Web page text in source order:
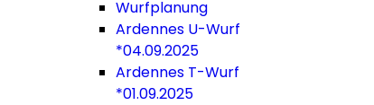
Wurfplanung
Ardennes U-Wurf
*04.09.2025
Ardennes T-Wurf
*01.09.2025